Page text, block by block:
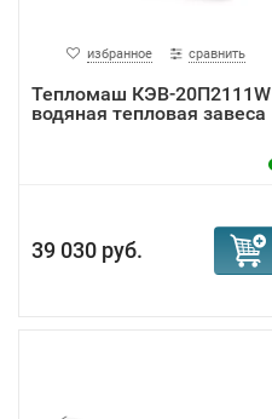
избранное сравнить
Тепломаш КЭВ-20П2111W
водяная тепловая завеса
39 030 руб.